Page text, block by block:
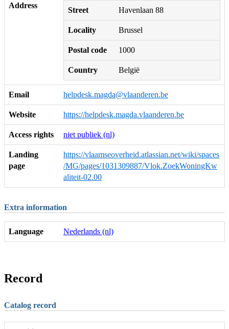
Address
Street Havenlaan 88
Locality Brussel
Postal code 1000
Country België
Email helpdesk.magda@vlaanderen.be
Website https://helpdesk.magda.vlaanderen.be
Access rights niet publiek (nl)
Landing
page
https://vlaamseoverheid.atlassian.net/wiki/spaces
/MG/pages/1031309887/Vlok.ZoekWoningKw
aliteit-02.00
Extra information
Language Nederlands (nl)
Record
Catalog record